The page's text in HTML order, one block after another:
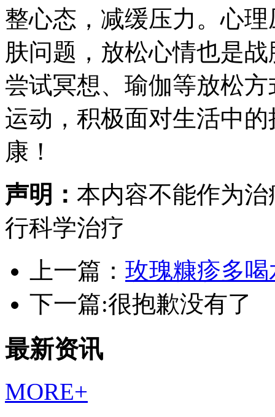
整心态，减缓压力。心
肤问题，放松心情也是
尝试冥想、瑜伽等放松
运动，积极面对生活中
康！
声明： 本内容不能作为
行科学治疗
上一篇： 玫瑰糠疹多
下一篇:很抱歉没有了
最新资讯
MORE+